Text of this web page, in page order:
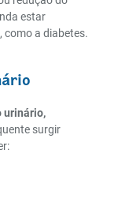
estar
a diabetes.
urinário,
surgir